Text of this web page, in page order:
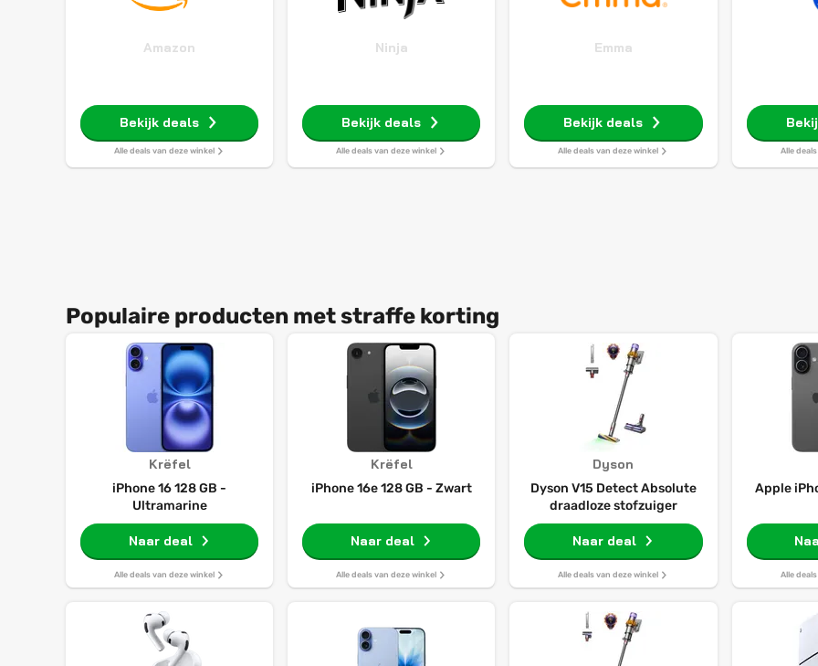
Amazon
Bekijk deals
Alle deals van deze winkel
Ninja
Bekijk deals
Alle deals van deze winkel
Emma
Bekijk deals
Alle deals van deze winkel Alle
Populaire producten met straffe korting
Krëfel
iPhone 16 128 GB -
Ultramarine
Naar deal
Alle deals van deze winkel
Krëfel
iPhone 16e 128 GB - Zwart
Naar deal
Alle deals van deze winkel
Dyson
Dyson V15 Detect Absolute
draadloze stofzuiger
Naar deal
Alle deals van deze winkel
Apple
Alle